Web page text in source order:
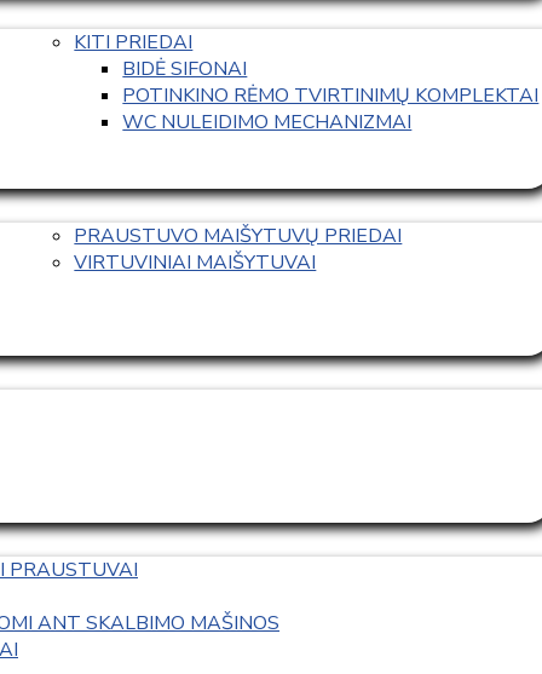
KITI PRIEDAI
BIDĖ SIFONAI
POTINKINO RĖMO TVIRTINIMŲ KOMPLEKTAI
WC NULEIDIMO MECHANIZMAI
PRAUSTUVO MAIŠYTUVŲ PRIEDAI
VIRTUVINIAI MAIŠYTUVAI
PRAUSTUVAI
ANT SKALBIMO MAŠINOS